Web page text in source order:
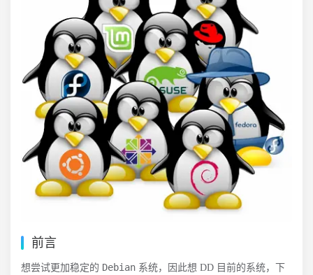
前言
想尝试更加稳定的 Debian 系统，因此想 DD 目前的系统，下